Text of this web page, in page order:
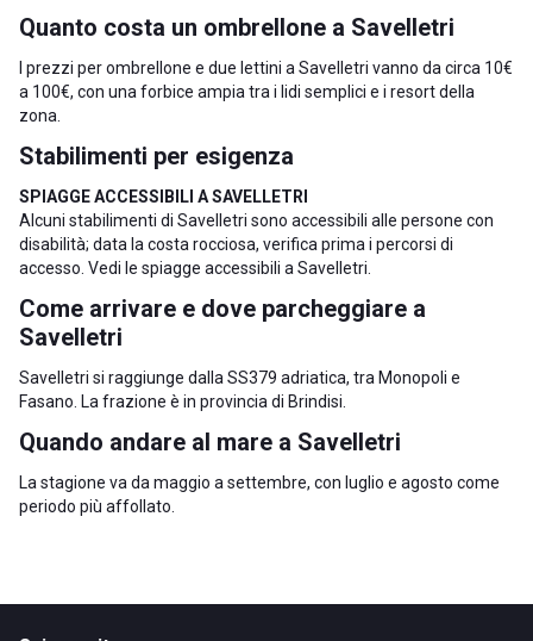
Quanto costa un ombrellone a Savelletri
I prezzi per ombrellone e due lettini a Savelletri vanno da circa 10€
a 100€, con una forbice ampia tra i lidi semplici e i resort della
zona.
Stabilimenti per esigenza
SPIAGGE ACCESSIBILI A SAVELLETRI
Alcuni stabilimenti di Savelletri sono accessibili alle persone con
disabilità; data la costa rocciosa, verifica prima i percorsi di
accesso. Vedi le spiagge accessibili a Savelletri
Come arrivare e dove parcheggiare a
Savelletri
Savelletri si raggiunge dalla SS379 adriatica, tra Monopoli e
Fasano . La frazione è in provincia di Brindisi
Quando andare al mare a Savelletri
La stagione va da maggio a settembre, con luglio e agosto come
periodo più affollato.